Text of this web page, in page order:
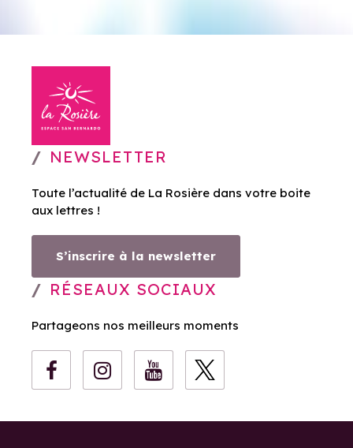
NEWSLETTER
Toute l’actualité de La Rosière dans votre boite
aux lettres !
S’inscrire à la newsletter
RÉSEAUX SOCIAUX
Partageons nos meilleurs moments